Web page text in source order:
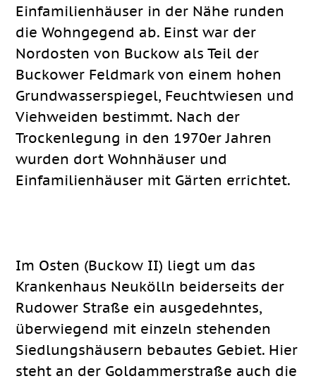
Einfamilienhäuser in der Nähe runden
die Wohngegend ab. Einst war der
Nordosten von Buckow als Teil der
Buckower Feldmark von einem hohen
Grundwasserspiegel, Feuchtwiesen und
Viehweiden bestimmt. Nach der
Trockenlegung in den 1970er Jahren
wurden dort Wohnhäuser und
Einfamilienhäuser mit Gärten errichtet.
Im Osten (Buckow II) liegt um das
Krankenhaus Neukölln beiderseits der
Rudower Straße ein ausgedehntes,
überwiegend mit einzeln stehenden
Siedlungshäusern bebautes Gebiet. Hier
steht an der Goldammerstraße auch die